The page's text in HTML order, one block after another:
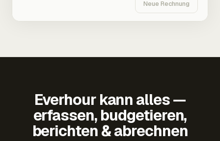
Neue Rechnung
Everhour kann alles —
erfassen, budgetieren,
berichten & abrechnen